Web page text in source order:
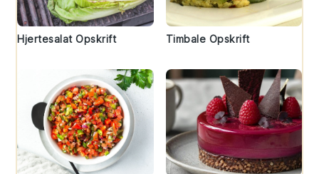
Hjertesalat Opskrift Timbale Opskrift